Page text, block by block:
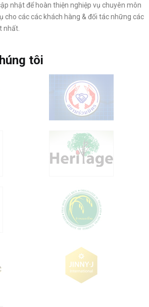
nhật để hoàn thiện nghiệp vụ chuyên môn
cho các các khách hàng & đối tác những các
nhất.
tôi